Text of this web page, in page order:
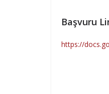
Başvuru
https://